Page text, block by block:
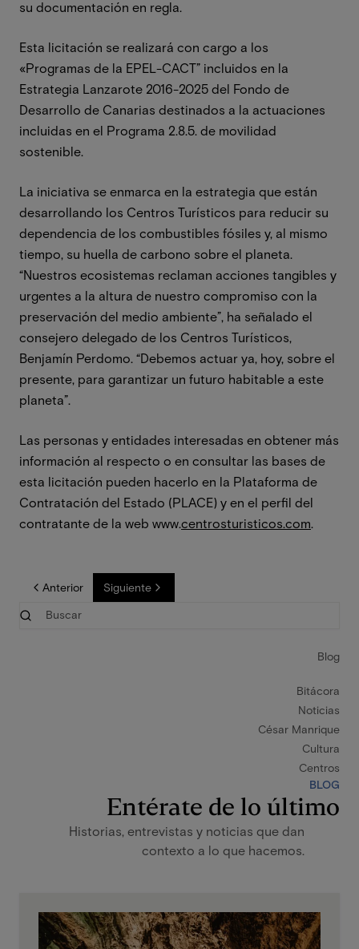
su documentación en regla.
Esta licitación se realizará con cargo a los
«Programas de la EPEL-CACT” incluidos en la
Estrategia Lanzarote 2016-2025 del Fondo de
Desarrollo de Canarias destinados a la actuaciones
incluidas en el Programa 2.8.5. de movilidad
sostenible.
La iniciativa se enmarca en la estrategia que están
desarrollando los Centros Turísticos para reducir su
dependencia de los combustibles fósiles y, al mismo
tiempo, su huella de carbono sobre el planeta.
“Nuestros ecosistemas reclaman acciones tangibles y
urgentes a la altura de nuestro compromiso con la
preservación del medio ambiente”, ha señalado el
consejero delegado de los Centros Turísticos,
Benjamín Perdomo. “Debemos actuar ya, hoy, sobre el
presente, para garantizar un futuro habitable a este
planeta”.
Las personas y entidades interesadas en obtener más
información al respecto o en consultar las bases de
esta licitación pueden hacerlo en la Plataforma de
Contratación del Estado (PLACE) y en el perfil del
contratante de la web www.centrosturisticos.com.
Anterior Siguiente
Blog
Bitácora
Noticias
César Manrique
Cultura
Centros
BLOG
Entérate de lo último
Historias, entrevistas y noticias que dan
contexto a lo que hacemos.